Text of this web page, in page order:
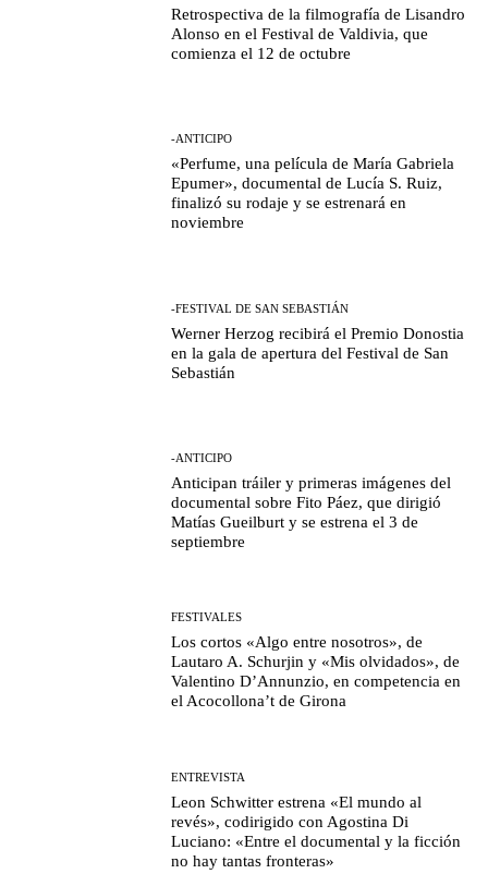
Retrospectiva de la filmografía de Lisandro
Alonso en el Festival de Valdivia, que
comienza el 12 de octubre
-ANTICIPO
«Perfume, una película de María Gabriela
Epumer», documental de Lucía S. Ruiz,
finalizó su rodaje y se estrenará en
noviembre
-FESTIVAL DE SAN SEBASTIÁN
Werner Herzog recibirá el Premio Donostia
en la gala de apertura del Festival de San
Sebastián
-ANTICIPO
Anticipan tráiler y primeras imágenes del
documental sobre Fito Páez, que dirigió
Matías Gueilburt y se estrena el 3 de
septiembre
FESTIVALES
Los cortos «Algo entre nosotros», de
Lautaro A. Schurjin y «Mis olvidados», de
Valentino D’Annunzio, en competencia en
el Acocollona’t de Girona
ENTREVISTA
Leon Schwitter estrena «El mundo al
revés», codirigido con Agostina Di
Luciano: «Entre el documental y la ficción
no hay tantas fronteras»